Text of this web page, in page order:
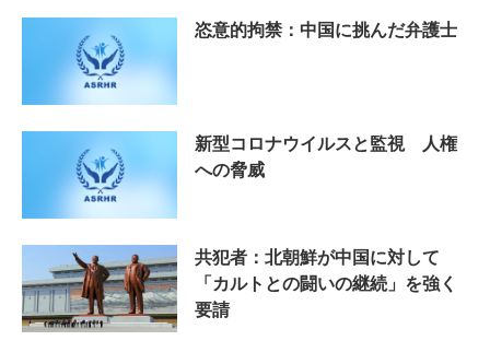
恣意的拘禁：中国に挑んだ弁護士
新型コロナウイルスと監視 人権
への脅威
共犯者：北朝鮮が中国に対して
「カルトとの闘いの継続」を強く
要請